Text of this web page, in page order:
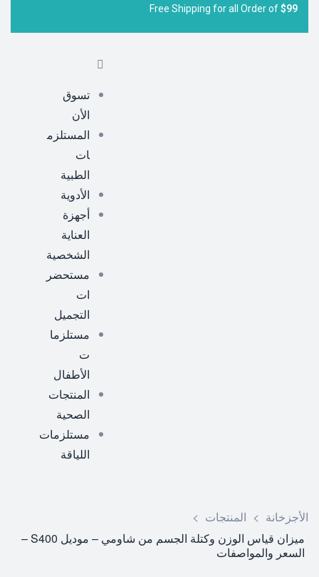
Free Shipping for all Order of$99
تسوق
الأن
المستلزم
ات
الطبية
الأدوية
أجهزة
العناية
الشخصية
مستحضر
ات
التجميل
مستلزما
ت
الأطفال
المنتجات
الصحية
مستلزمات
اللياقة
الأجزخانة > المنتجات >
ميزان قياس الوزن وكتلة الجسم من شاومي – موديل S400 –
السعر والمواصفات